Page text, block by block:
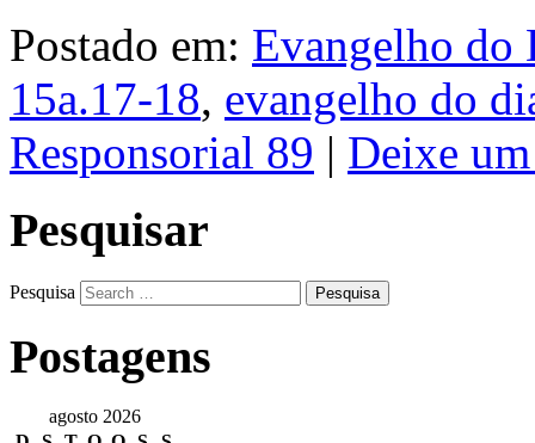
Postado em: Evangelho do
15a.17-18, evangelho do
Responsorial 89 | Deixe
Pesquisar
Pesquisa
Postagens
agosto 2026